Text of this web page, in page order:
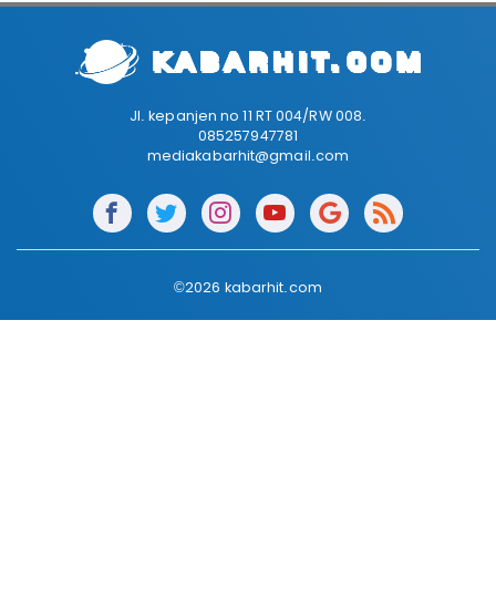
Jl. kepanjen no 11 RT 004/RW 008.
085257947781
mediakabarhit@gmail.com
©2026 kabarhit.com